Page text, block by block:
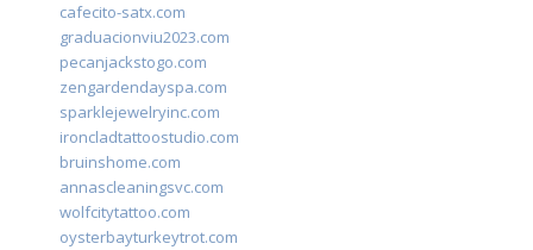
cafecito-satx.com
graduacionviu2023.com
pecanjackstogo.com
zengardendayspa.com
sparklejewelryinc.com
ironcladtattoostudio.com
bruinshome.com
annascleaningsvc.com
wolfcitytattoo.com
oysterbayturkeytrot.com